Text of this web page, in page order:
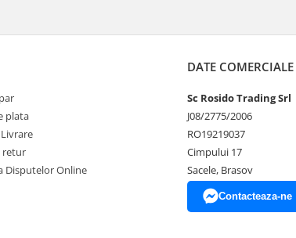
plata
retur
Disputelor Online
DATE COMERCIALE
Sc Rosido Trading Srl
J08/2775/2006
RO19219037
Cimpului 17
Sacele, Brasov
Contacteaza-ne